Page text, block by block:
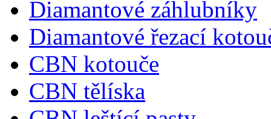
Diamantové záhlubníky
Diamantové řezací
CBN kotouče
CBN tělíska